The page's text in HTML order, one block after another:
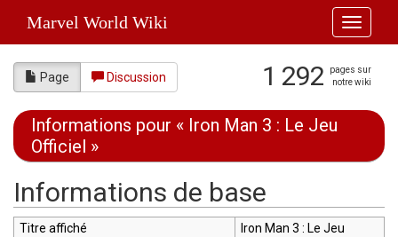
Toggle
Marvel World Wiki
Page Discussion 1 292
pages sur
notre wiki
Informations pour « Iron Man 3 : Le Jeu
Officiel »
Informations de base
Titre affiché
Iron Man 3 : Le Jeu